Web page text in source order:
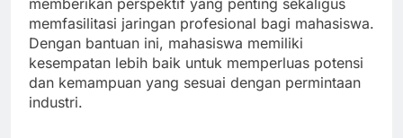
memberikan perspektif yang penting sekaligus
memfasilitasi jaringan profesional bagi mahasiswa.
Dengan bantuan ini, mahasiswa memiliki
kesempatan lebih baik untuk memperluas potensi
dan kemampuan yang sesuai dengan permintaan
industri.